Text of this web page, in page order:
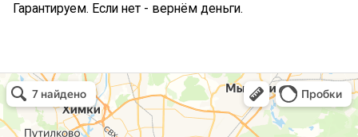
Гарантируем. Если нет - вернём деньги.